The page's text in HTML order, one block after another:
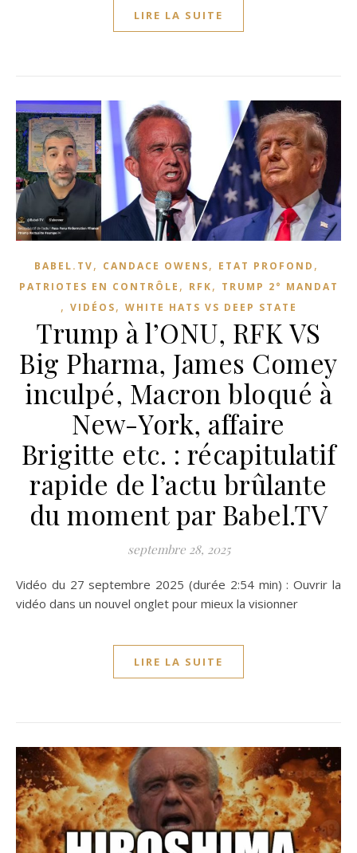
LIRE LA SUITE
BABEL.TV, CANDACE OWENS, ETAT PROFOND ,
PATRIOTES EN CONTRÔLE , RFK, TRUMP 2° MANDAT
, VIDÉOS, WHITE HATS VS DEEP STATE
Trump à l’ONU, RFK VS
Big Pharma, James Comey
inculpé, Macron bloqué à
New-York, affaire
Brigitte etc. : récapitulatif
rapide de l’actu brûlante
du moment par Babel.TV
septembre 28, 2025
Vidéo du 27 septembre 2025 (durée 2:54 min) : Ouvrir la
vidéo dans un nouvel onglet pour mieux la visionner
LIRE LA SUITE